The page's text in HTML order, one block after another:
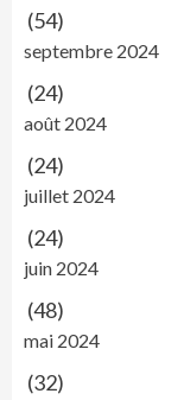
(54)
septembre 2024
(24)
août 2024
(24)
juillet 2024
(24)
juin 2024
(48)
mai 2024
(32)